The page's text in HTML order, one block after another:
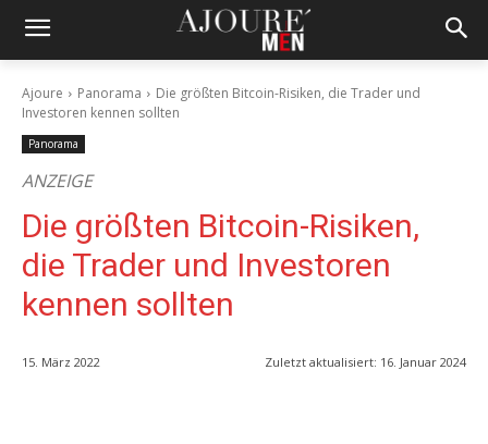
Ajoure Panorama
Die größten Bitcoin-Risiken, die Trader und
Investoren kennen sollten
Panorama
ANZEIGE
Die größten Bitcoin-Risiken,
die Trader und Investoren
kennen sollten
15. März 2022 Zuletzt aktualisiert: 16. Januar 2024